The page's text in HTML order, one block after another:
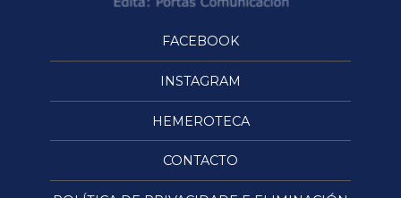
FACEBOOK
INSTAGRAM
HEMEROTECA
CONTACTO